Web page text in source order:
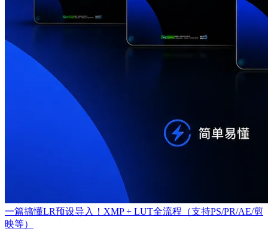
一篇搞懂LR预设导入！XMP + LUT全流程（支持PS/PR/AE/剪
映等）